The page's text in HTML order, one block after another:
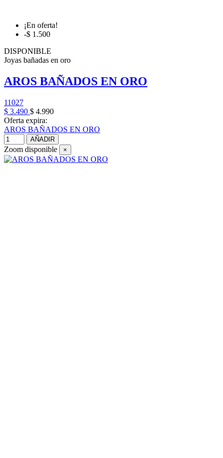
¡En oferta!
-$ 1.500
DISPONIBLE
Joyas bañadas en oro
AROS BAÑADOS EN ORO
11027
$ 3.490 $ 4.990
Oferta expira:
AROS BAÑADOS EN ORO
AÑADIR
Zoom disponible ×